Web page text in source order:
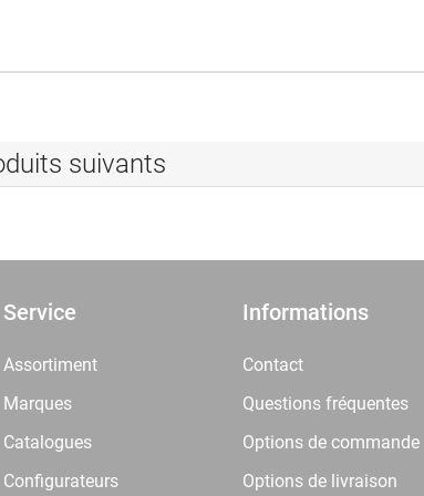
suivants
Service
Assortiment
Marques
Catalogues
Configurateurs
Informations
Contact
Questions fréquentes
Options de commande
Options de livraison